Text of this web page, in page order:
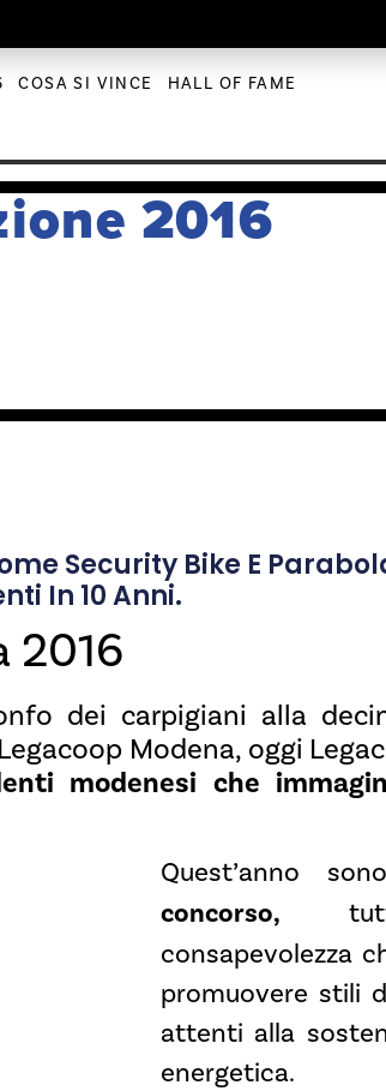
COSA SI VINCE HALL OF FAME
2016
Security Bike E
In 10 Anni.
2016
dei carpigiani alla
Modena, oggi
modenesi che
Quest’anno
concorso,
consapevolezza
promuovere stili
attenti alla
energetica.